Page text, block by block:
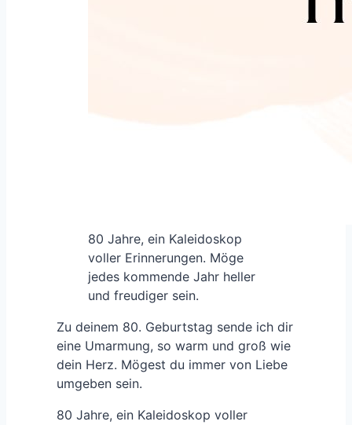
80 Jahre, ein Kaleidoskop
voller Erinnerungen. Möge
jedes kommende Jahr heller
und freudiger sein.
Zu deinem 80. Geburtstag sende ich dir
eine Umarmung, so warm und groß wie
dein Herz. Mögest du immer von Liebe
umgeben sein.
80 Jahre, ein Kaleidoskop voller